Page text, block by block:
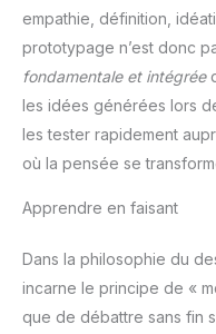
empathie, définition,
prototypage n’est donc
fondamentale et intégrée
les idées générées lors
les tester rapidement
où la pensée se
Apprendre en faisant
Dans la philosophie du
incarne le principe de «
que de débattre sans fin